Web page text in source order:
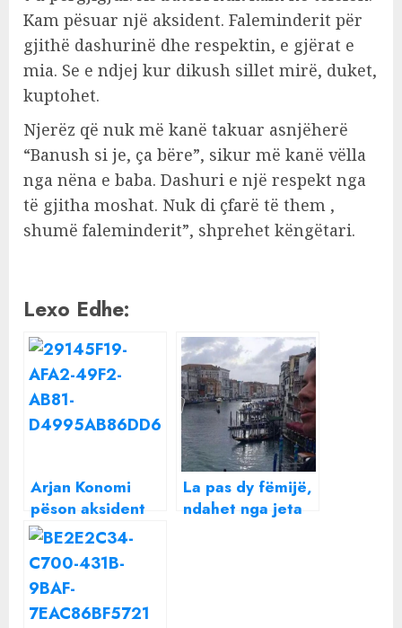
Kam pësuar një aksident. Faleminderit për
gjithë dashurinë dhe respektin, e gjërat e
mia. Se e ndjej kur dikush sillet mirë, duket,
kuptohet.
Njerëz që nuk më kanë takuar asnjëherë
“Banush si je, ça bëre”, sikur më kanë vëlla
nga nëna e baba. Dashuri e një respekt nga
të gjitha moshat. Nuk di çfarë të them ,
shumë faleminderit”, shprehet këngëtari.
Lexo Edhe:
Arjan Konomi
pëson aksident
dhe i nënshtrohet
operacionit, miku
i tij, i famshmi
shqiptar, i dërgon
të fala nga burgu
La pas dy fëmijë,
ndahet nga jeta